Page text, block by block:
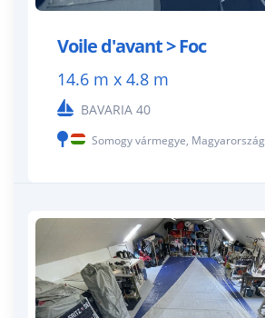
Voile d'avant > Foc
14.6 m x 4.8 m
BAVARIA 40
Somogy vármegye, Magyarország